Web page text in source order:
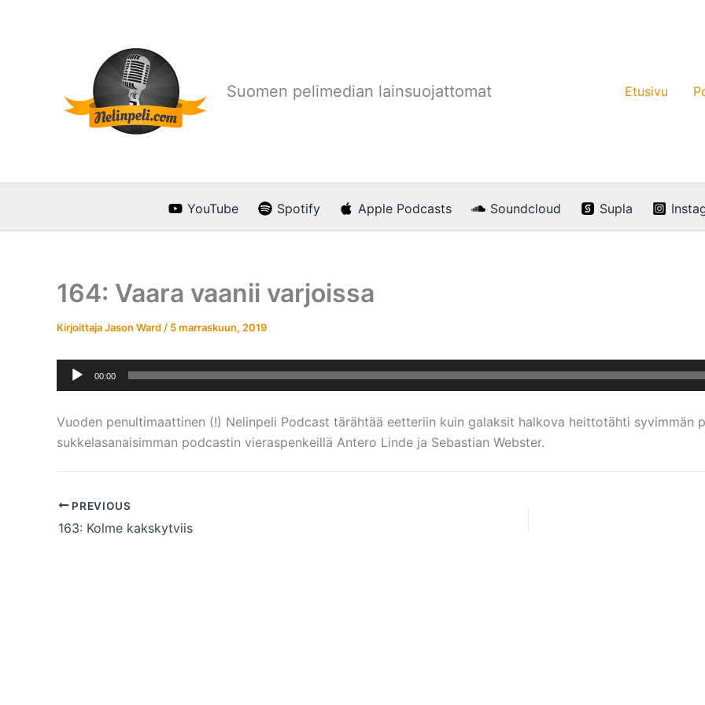
Suomen pelimedian lainsuojattomat Etusivu
YouTube Spotify Apple Podcasts Soundcloud Supla
164: Vaara vaanii varjoissa
KirjoittajaJason Ward / 5 marraskuun, 2019
Äänitoistin
00:00
Vuoden penultimaattinen (!) Nelinpeli Podcast tärähtää eetteriin kuin galaksit halkova heittotähti syvimmän
sukkelasanaisimman podcastin vieraspenkeillä Antero Linde ja Sebastian Webster.
PREVIOUS
163: Kolme kakskytviis